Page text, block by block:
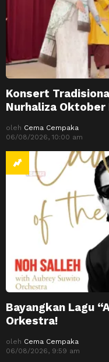
Konsert
Nurhaliza Oktober
oleh Cema Cempaka
06/08/2026, 10:00 am
Bayangkan Lagu
Orkestra!
oleh Cema Cempaka
06/08/2026, 9:59 am